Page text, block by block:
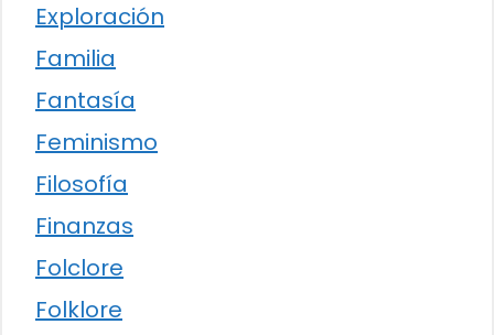
Exploración
Familia
Fantasía
Feminismo
Filosofía
Finanzas
Folclore
Folklore